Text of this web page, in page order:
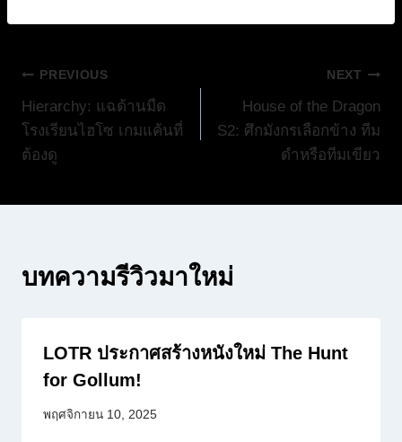
แนะแนว
เรื่อง
PREVIOUS
Hierarchy: แฉด้านมืด
โรงเรียนไฮโซ เกมแค้นที่
ต้องดู
NEXT
House of the Dragon
S2: ศึกมังกรเลือกข้าง ทีม
ดำหรือทีมเขียว
บทความรีวิวมาใหม่
LOTR ประกาศสร้างหนังใหม่ The Hunt
for Gollum!
พฤศจิกายน 10, 2025